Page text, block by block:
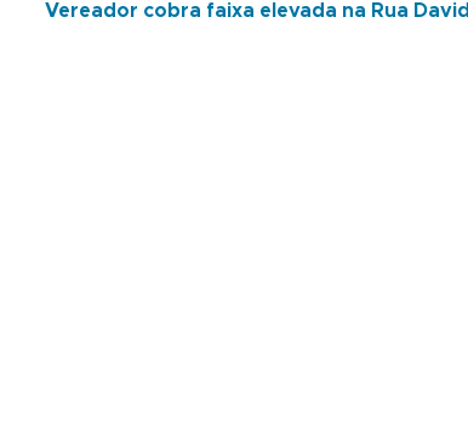
Vereador cobra faixa elevada na Rua David